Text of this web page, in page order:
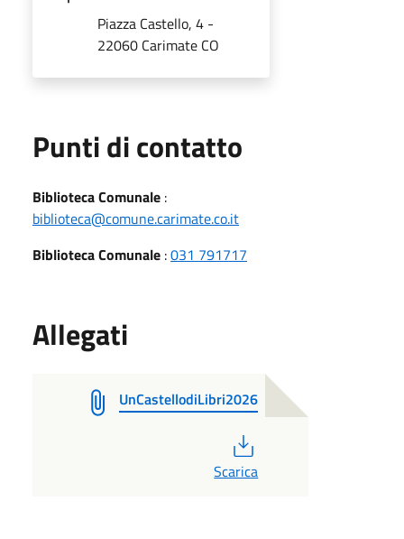
Piazza Castello, 4 -
22060 Carimate CO
Punti di contatto
Biblioteca Comunale :
biblioteca@comune.carimate.co.it
Biblioteca Comunale :031 791717
Allegati
UnCastellodiLibri2026
Scarica